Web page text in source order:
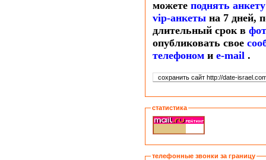
можетеподнять анкету
vip-анкетына 7 дней,
длительный срок в
опубликовать свое
телефоном иe-mail.
статистика
телефонные звонки за границу